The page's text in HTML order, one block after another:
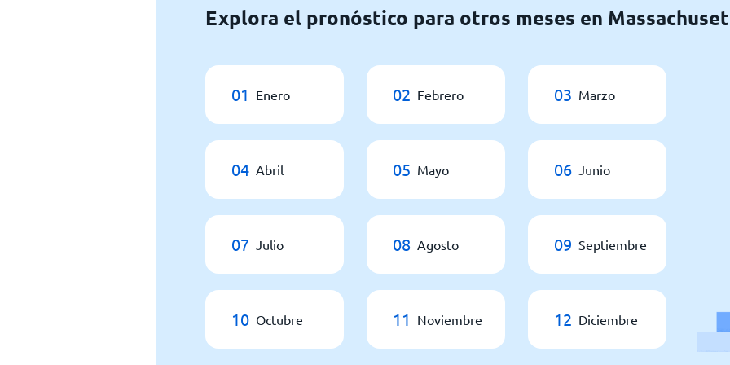
Explora el pronóstico para otros meses en
01 Enero 02 Febrero 03 Marzo
04 Abril 05 Mayo 06 Junio
07 Julio 08 Agosto 09 Septiembre
10 Octubre 11 Noviembre 12 Diciembre